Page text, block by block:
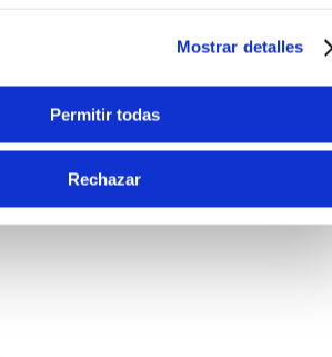
Mostrar detalles
Permitir todas
Rechazar
Y DIMENSIONES